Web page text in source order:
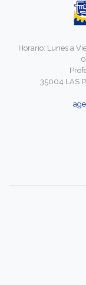
Horario: Lunes a
35004 LAS